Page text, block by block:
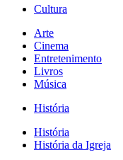
Cultura
Arte
Cinema
Entretenimento
Livros
Música
História
História
História da Igreja